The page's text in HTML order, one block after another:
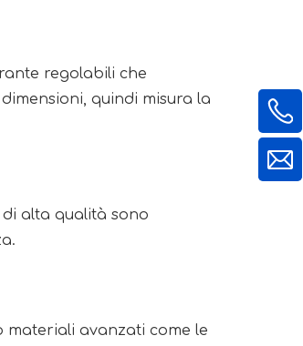
regolabili che
quindi misura la
alta qualità sono
materiali avanzati come le